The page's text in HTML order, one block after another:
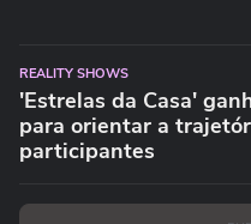
REALITY SHOWS
'Estrelas da Casa'
para orientar a
participantes